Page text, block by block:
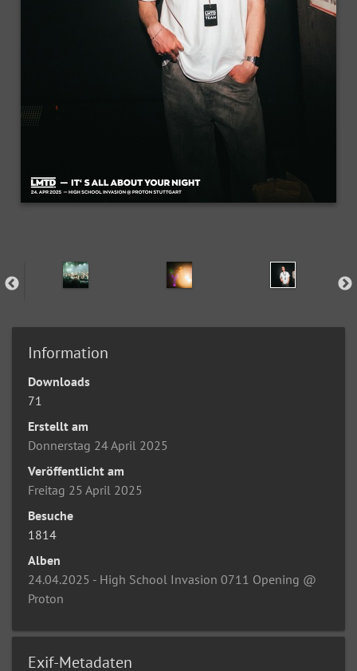
Information
Downloads
71
Erstellt am
Donnerstag 24 April 2025
Veröffentlicht am
Freitag 25 April 2025
Besuche
1814
Alben
24.04.2025 - High School Invasion 0711 Opening @
Proton
Exif-Metadaten